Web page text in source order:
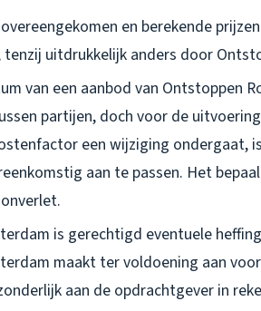
en berekende
uitdrukkelijk anders door
van een aanbod van Ontstoppen
partijen, doch voor de
een wijziging ondergaat,
aan te passen. Het
is gerechtigd eventuele
maakt ter voldoening aan
aan de opdrachtgever in